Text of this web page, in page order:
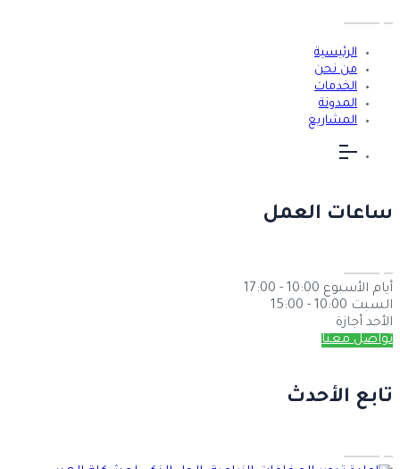
الرئيسية
من نحن
الخدمات
المدونة
المشاريع
ساعات العمل
أيام الأسبوع 10:00 - 17:00
السبت 10:00 - 15:00
الأحد أجازة
تواصل معنا
تابع الأحدث